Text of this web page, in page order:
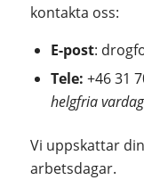
kontakta oss:
E-post:
Tele: +46 31
helgfria
Vi uppskattar
arbetsdagar.